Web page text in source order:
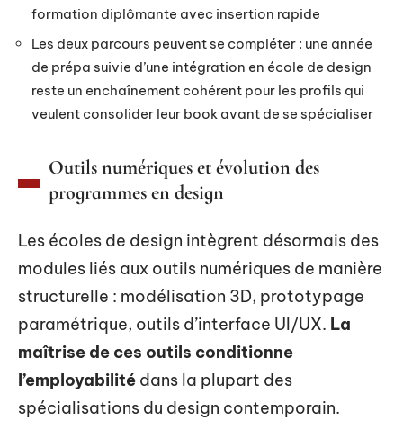
formation diplômante avec insertion rapide
Les deux parcours peuvent se compléter : une année
de prépa suivie d’une intégration en école de design
reste un enchaînement cohérent pour les profils qui
veulent consolider leur book avant de se spécialiser
Outils numériques et évolution des
programmes en design
Les écoles de design intègrent désormais des
modules liés aux outils numériques de manière
structurelle : modélisation 3D, prototypage
paramétrique, outils d’interface UI/UX. La
maîtrise de ces outils conditionne
l’employabilité dans la plupart des
spécialisations du design contemporain.